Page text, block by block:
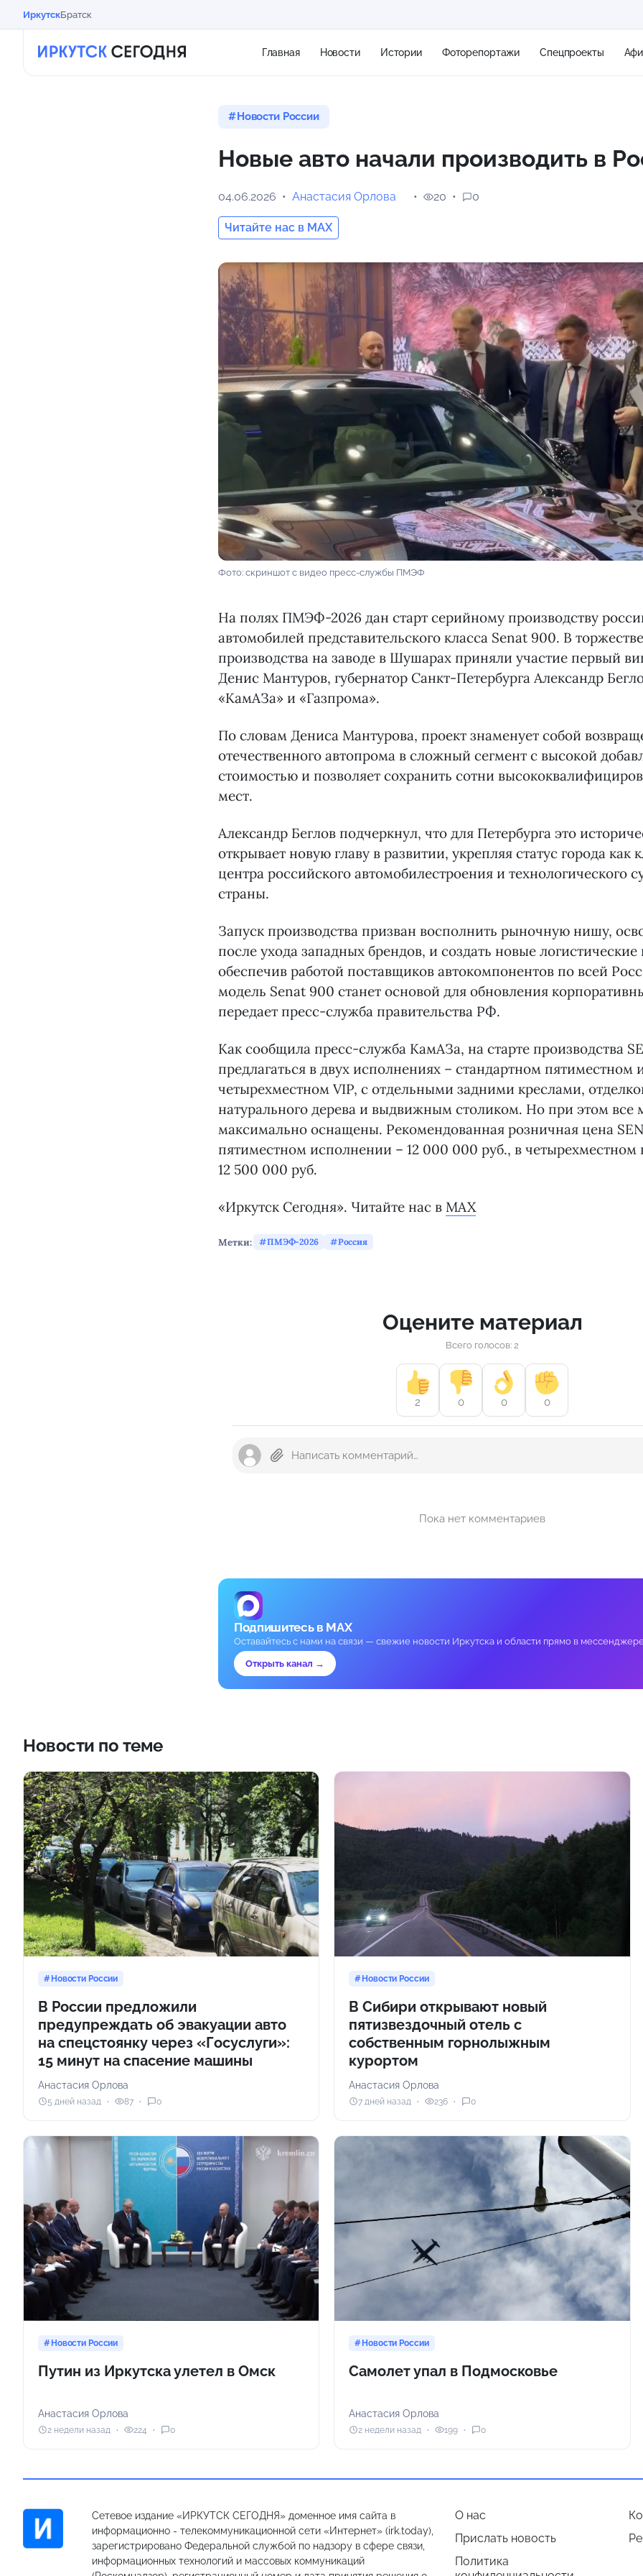
ИркутскБратск
Главная Новости Истории Фоторепортажи Спецпроекты
Новости России
Новые авто начали производить в
04.06.2026 Анастасия Орлова
Читайте нас в MAX
20 0
Фото: скриншот с видео пресс-службы ПМЭФ
На полях ПМЭФ-2026 дан старт серийному производству
автомобилей представительского класса Senat 900. В
производства на заводе в Шушарах приняли участие первый
Денис Мантуров, губернатор Санкт-Петербурга Александр
«КамАЗа» и «Газпрома».
По словам Дениса Мантурова, проект знаменует собой
отечественного автопрома в сложный сегмент с высокой
стоимостью и позволяет сохранить сотни
мест.
Александр Беглов подчеркнул, что для Петербурга это
открывает новую главу в развитии, укрепляя статус города как
центра российского автомобилестроения и технологического
страны.
Запуск производства призван восполнить рыночную нишу,
после ухода западных брендов, и создать новые
обеспечив работой поставщиков автокомпонентов по всей
модель Senat 900 станет основой для обновления
передает пресс-служба правительства РФ.
Как сообщила пресс-служба КамАЗа, на старте производства
предлагаться в двух исполнениях – стандартном пятиместном
четырехместном VIP, с отдельными задними креслами,
натурального дерева и выдвижным столиком. Но при этом все
максимально оснащены. Рекомендованная розничная цена
пятиместном исполнении – 12 000 000 руб., в четырехместном
12 500 000 руб.
«Иркутск Сегодня». Читайте нас в MAX
Метки: ПМЭФ-2026 Россия
Оцените материал
Всего голосов: 2
2 0 0 0
Пока нет комментариев
Подпишитесь в MAX
Оставайтесь с нами на связи — свежие новости Иркутска и области прямо в
Открыть канал →
Новости по теме
Новости России
В России предложили
предупреждать об эвакуации авто
на спецстоянку через «Госуслуги»:
15 минут на спасение машины
Анастасия Орлова
5 дней назад 87 0
Новости России
В Сибири открывают новый
пятизвездочный отель с
собственным горнолыжным
курортом
Анастасия Орлова
7 дней назад 236 0
Новости России
Путин из Иркутска улетел в Омск
Анастасия Орлова
2 недели назад 224 0
Новости России
Самолет упал в Подмосковье
Анастасия Орлова
2 недели назад 199 0
Сетевое издание «ИРКУТСК СЕГОДНЯ» доменное имя сайта в
информационно - телекоммуникационной сети «Интернет» (irk.today),
зарегистрировано Федеральной службой по надзору в сфере связи,
информационных технологий и массовых коммуникаций
О нас
Прислать новость
Политика